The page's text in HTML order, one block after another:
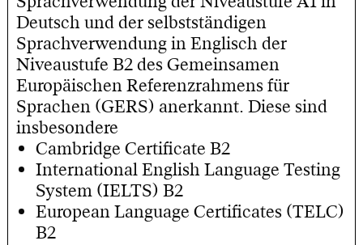
Deutsch und der selbstständigen
Sprachverwendung in Englisch der
Niveaustufe B2 des Gemeinsamen
Europäischen Referenzrahmens für
Sprachen (GERS) anerkannt. Diese sind
insbesondere
Cambridge Certificate B2
International English Language Testing
System (IELTS) B2
European Language Certificates (TELC)
B2